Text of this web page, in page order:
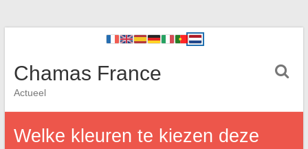
Chamas France
Actueel
Welke kleuren te kiezen deze